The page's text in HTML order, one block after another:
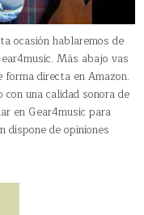
ocasión hablaremos de
Más abajo vas
directa en Amazon.
una calidad sonora de
en Gear4music para
dispone de opiniones